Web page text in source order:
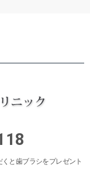
と歯ブラシをプレゼント